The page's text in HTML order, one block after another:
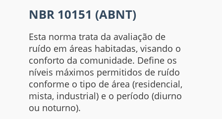
NBR 10151 (ABNT)
Esta norma trata da avaliação de
ruído em áreas habitadas, visando o
conforto da comunidade. Define os
níveis máximos permitidos de ruído
conforme o tipo de área (residencial,
mista, industrial) e o período (diurno
ou noturno).